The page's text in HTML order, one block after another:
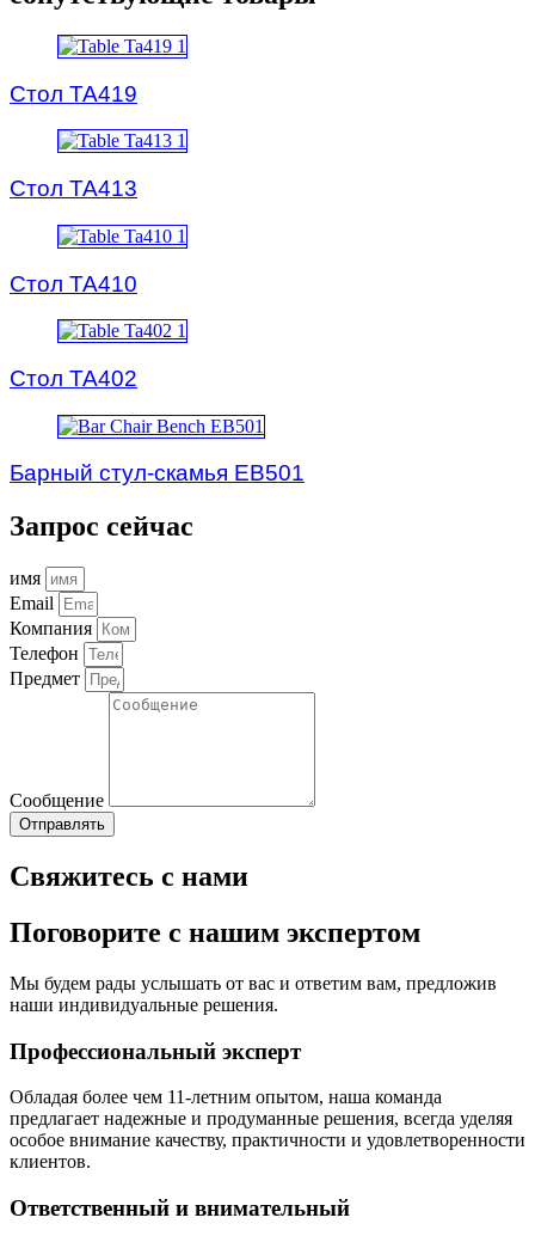
Стол TA419
Стол TA413
Стол TA410
Стол TA402
Барный стул-скамья EB501
Запрос сейчас
имя
Email
Компания
Телефон
Предмет
Сообщение
Отправлять
Свяжитесь с нами
Поговорите с нашим экспертом
Мы будем рады услышать от вас и ответим вам, предложив
наши индивидуальные решения.
Профессиональный эксперт
Обладая более чем 11-летним опытом, наша команда
предлагает надежные и продуманные решения, всегда уделяя
особое внимание качеству, практичности и удовлетворенности
клиентов.
Ответственный и внимательный